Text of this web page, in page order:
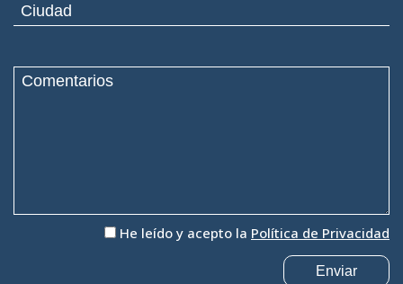
He leído y acepto la Política de Privacidad